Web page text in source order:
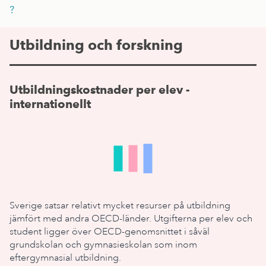
?
Utbildning och forskning
Utbildningskostnader per elev -
internationellt
Sverige satsar relativt mycket resurser på utbildning
jämfört med andra OECD-länder. Utgifterna per elev och
student ligger över OECD-genomsnittet i såväl
grundskolan och gymnasieskolan som inom
eftergymnasial utbildning.